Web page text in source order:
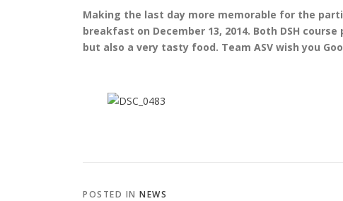
Making the last day more memorable for the
breakfast on December 13, 2014. Both DSH
but also a very tasty food. Team ASV wish you
POSTED IN NEWS